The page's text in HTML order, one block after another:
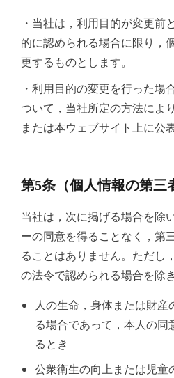
・当社は，利用目的が変更前
的に認められる場合に限り，
更するものとします。
・利用目的の変更を行った場
ついて，当社所定の方法によ
または本ウェブサイト上に公
第5条（個人情報の第三
当社は，次に掲げる場合を除
ーの同意を得ることなく，第
ることはありません。ただし
の法令で認められる場合を除き
人の生命，身体または財産
る場合であって，本人の
るとき
公衆衛生の向上または児童